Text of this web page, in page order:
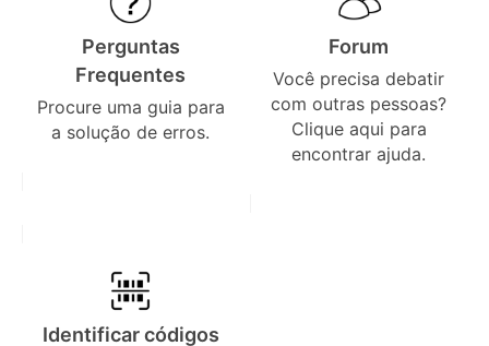
Perguntas
Frequentes
Procure uma guia para
a solução de erros.
Forum
Você precisa debatir
com outras pessoas?
Clique aqui para
encontrar ajuda.
Identificar códigos